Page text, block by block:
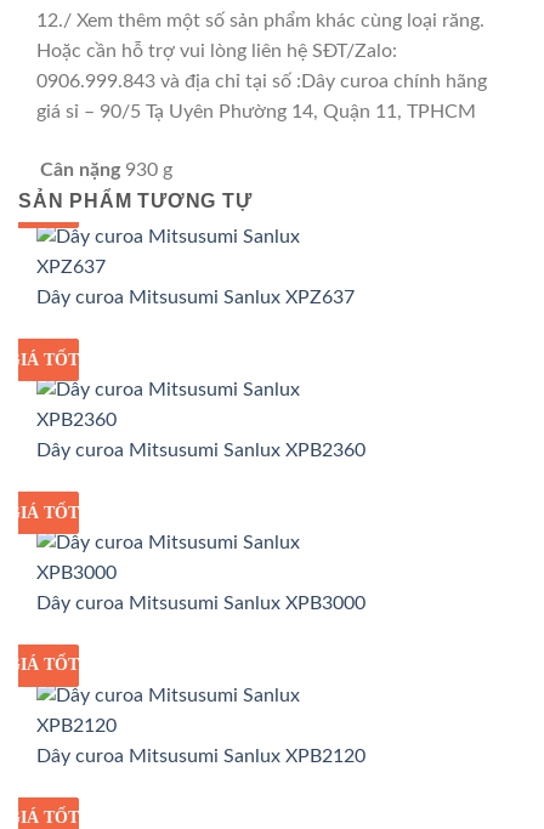
12./ Xem thêm một số sản phẩm khác cùng loại răng.
Hoặc cần hỗ trợ vui lòng liên hệ SĐT/Zalo:
0906.999.843 và địa chỉ tại số :Dây curoa chính hãng
giá sỉ – 90/5 Tạ Uyên Phường 14, Quận 11, TPHCM
Cân nặng 930 g
SẢN PHẨM TƯƠNG TỰ
GIÁ SỈ
GIÁ TỐT
Dây curoa Mitsusumi Sanlux XPZ637
GIÁ SỈ
GIÁ TỐT
Dây curoa Mitsusumi Sanlux XPB2360
GIÁ SỈ
GIÁ TỐT
Dây curoa Mitsusumi Sanlux XPB3000
GIÁ SỈ
GIÁ TỐT
Dây curoa Mitsusumi Sanlux XPB2120
GIÁ SỈ
GIÁ TỐT